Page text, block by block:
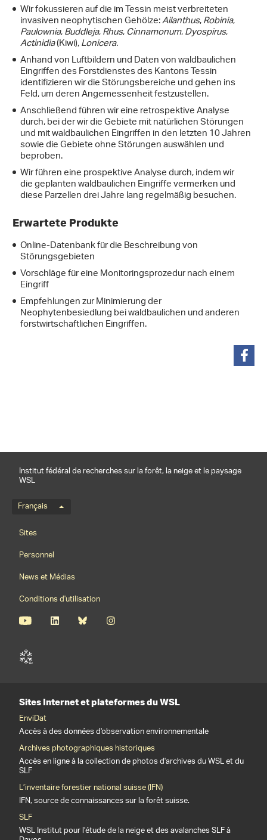
Wir fokussieren auf die im Tessin meist verbreiteten
invasiven neophytischen Gehölze:Ailanthus,Robinia,
Paulownia,Buddleja,Rhus,Cinnamonum,Dyospirus,
Actinidia(Kiwi),Lonicera.
Anhand von Luftbildern und Daten von waldbaulichen
Eingriffen des Forstdienstes des Kantons Tessin
identifizieren wir die Störungsbereiche und gehen ins
Feld, um deren Angemessenheit festzustellen.
Anschließend führen wir eine retrospektive Analyse
durch, bei der wir die Gebiete mit natürlichen Störungen
und mit waldbaulichen Eingriffen in den letzten 10 Jahren
sowie die Gebiete ohne Störungen auswählen und
beproben.
Wir führen eine prospektive Analyse durch, indem wir
die geplanten waldbaulichen Eingriffe vermerken und
diese Parzellen drei Jahre lang regelmäßig besuchen.
Erwartete Produkte
Online-Datenbank für die Beschreibung von
Störungsgebieten
Vorschläge für eine Monitoringsprozedur nach einem
Eingriff
Empfehlungen zur Minimierung der
Neophytenbesiedlung bei waldbaulichen und anderen
forstwirtschaftlichen Eingriffen.
Institut fédéral de recherches sur la forêt, la neige et le paysage
WSL
Menu de langue
Français
Footernavigation
Sites
Personnel
News et Médias
Conditions d'utilisation
Sites Internet et plateformes du WSL
EnviDat
Accès à des données d'observation environnementale
Archives photographiques historiques
Accès en ligne à la collection de photos d'archives du WSL et du
SLF
L’inventaire forestier national suisse (IFN)
IFN, source de connaissances sur la forêt suisse.
SLF
WSL Institut pour l’étude de la neige et des avalanches SLF à